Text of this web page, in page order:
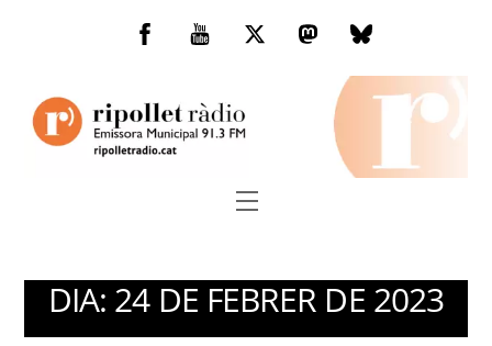
Facebook
You
TwitterMastodonBluesky
Menu
DIA: 24 DE FEBRER DE 2023